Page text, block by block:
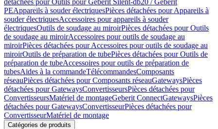
détachées pour Outils pour Geberit Silent-db20 / Geberit
PEAppareils à souder électriquesPièces détachées pour Appareils à
souder électriquesAccessoires pour appareils à souder
électriquesOutils de soudage au miroirPièces détachées pour Outils
de soudage au miroirAccessoires pour outils de soudage au
miroirPièces détachées pour Accessoires pour outils de soudage au
miroirOutils de préparation de tubePièces détachées pour Outils de
préparation de tubeAccessoires pour outils de préparation de
tubesAides à la commandeTélécommandesComposants
réseauPièces détachées pour Composants réseauGatewaysPièces
détachées pour GatewaysConvertisseursPièces détachées pour
ConvertisseursMatériel de montageGeberit ConnectGatewaysPièces
détachées pour GatewaysConvertisseurPièces détachées pour
ConvertisseurMatériel de montage
Catégories de produits